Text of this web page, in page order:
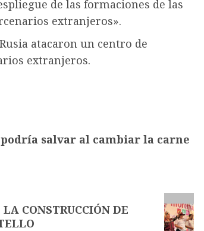
de las formaciones de las
extranjeros».
atacaron un centro de
extranjeros.
salvar al cambiar la carne
CONSTRUCCIÓN DE